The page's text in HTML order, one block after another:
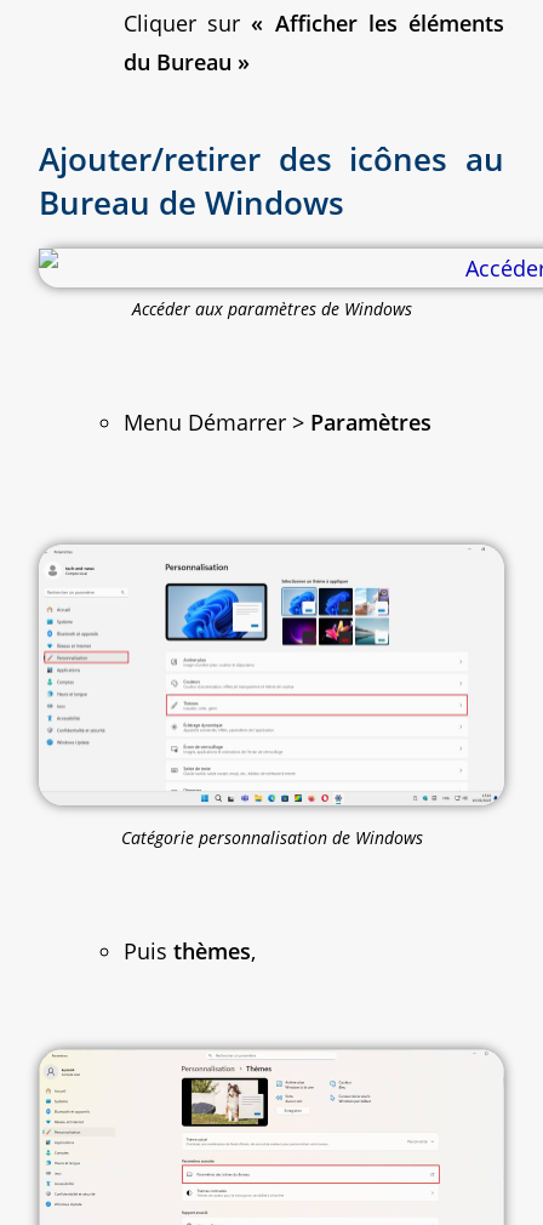
Cliquer sur « Afficher les éléments
du Bureau »
Ajouter/retirer des icônes au
Bureau de Windows
Accéder aux paramètres de Windows
Menu Démarrer > Paramètres
Catégorie personnalisation de Windows
Puisthèmes,